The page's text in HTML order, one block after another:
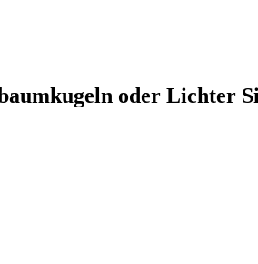
oder Lichter